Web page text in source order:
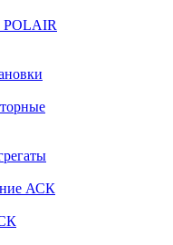
POLAIR
АСК